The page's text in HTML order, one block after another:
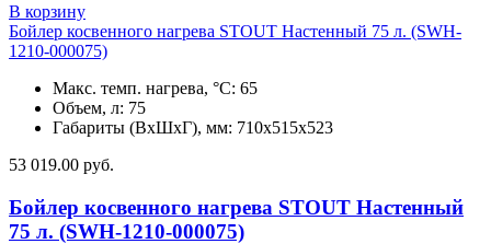
В корзину
Бойлер косвенного нагрева STOUT Настенный 75 л. (SWH-
1210-000075)
Макс. темп. нагрева, °С: 65
Объем, л: 75
Габариты (ВхШхГ), мм: 710x515x523
53 019.00 руб.
Бойлер косвенного нагрева STOUT Настенный
75 л. (SWH-1210-000075)